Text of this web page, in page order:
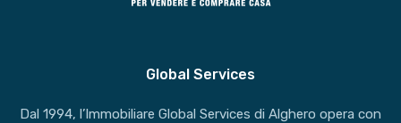
Global Services
Dal 1994, l’Immobiliare Global Services di Alghero opera con